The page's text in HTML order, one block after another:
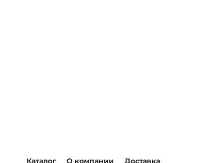
Каталог О компании Доставка